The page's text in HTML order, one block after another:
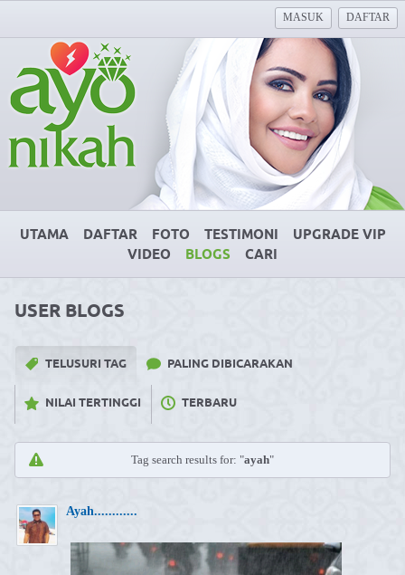
MASUK DAFTAR
UTAMA DAFTAR FOTO TESTIMONI
UPGRADE VIP
VIDEO
BLOGS CARI
USER BLOGS
TELUSURI TAG PALING DIBICARAKAN
NILAI TERTINGGI TERBARU
Tag search results for: "ayah"
Ayah............